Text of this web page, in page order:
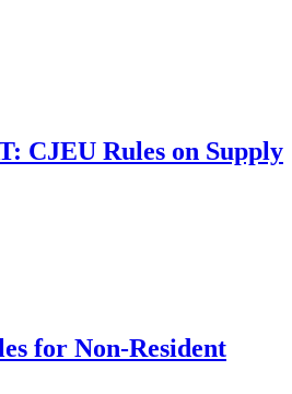
CJEU Rules on Supply
for Non-Resident